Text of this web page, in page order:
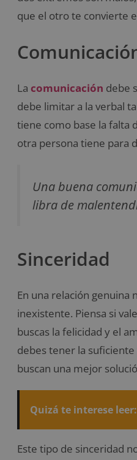
que el otro te convierte
La comunicación debe
debe limitar a la verbal
tiene como base la falta
otra persona tiene para
Una buena
libra de
Sinceridad
En una relación genuina
inexistente. Piensa si
buscas la felicidad y el
debes tener la
buscan una mejor
Quizá te interese leer:
Este tipo de sinceridad